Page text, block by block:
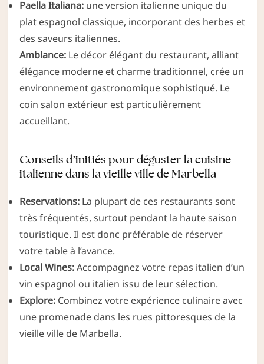
Paella Italiana:une version italienne unique du
plat espagnol classique, incorporant des herbes et
des saveurs italiennes.
Ambiance:Le décor élégant du restaurant, alliant
élégance moderne et charme traditionnel, crée un
environnement gastronomique sophistiqué. Le
coin salon extérieur est particulièrement
accueillant.
Conseils d’initiés pour déguster la cuisine
italienne dans la vieille ville de Marbella
Reservations:La plupart de ces restaurants sont
très fréquentés, surtout pendant la haute saison
touristique. Il est donc préférable de réserver
votre table à l’avance.
Local Wines:Accompagnez votre repas italien d’un
vin espagnol ou italien issu de leur sélection.
Explore:Combinez votre expérience culinaire avec
une promenade dans les rues pittoresques de la
vieille ville de Marbella.